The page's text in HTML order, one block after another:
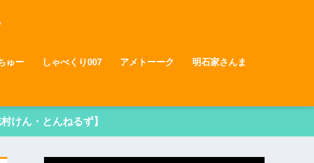
ゅー しゃべくり007 アメトーーク 明石家さんま
けん・とんねるず】